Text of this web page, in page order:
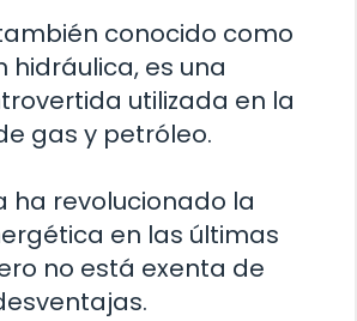
conocido como
hidráulica, es una
utilizada en la
gas y petróleo.
ha revolucionado la
en las últimas
no está exenta de